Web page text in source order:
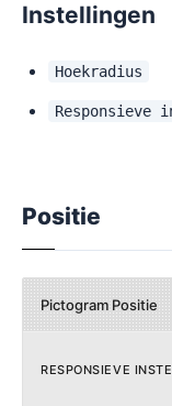
Instellingen
Hoekradius
Responsieve
Positie
Pictogram Positie
RESPONSIEVE